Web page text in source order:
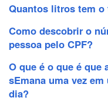
Quantos litros tem o
Como descobrir o
pessoa pelo CPF?
O que é o que é que
sEmana uma vez
dia?